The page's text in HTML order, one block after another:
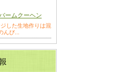
ームクーヘン
した生地作りは混
び...